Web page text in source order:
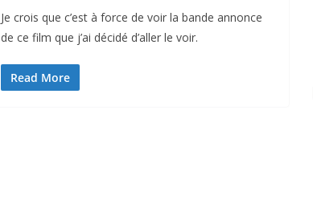
Je crois que c’est à force de voir la bande annonce
de ce film que j’ai décidé d’aller le voir.
Read More